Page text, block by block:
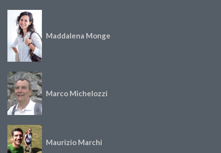
Maddalena Monge
Marco Michelozzi
Maurizio Marchi